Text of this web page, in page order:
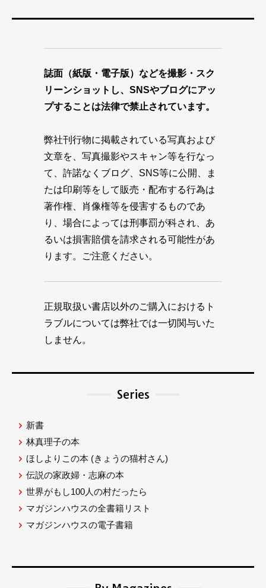
誌面（紙版・電子版）などを撮影・スク
リーンショットし、SNSやブログにアッ
プすることは法律で禁止されています。
弊社刊行物に掲載されている写真および
文章を、写真撮影やスキャン等を行なっ
て、許諾なくブログ、SNS等に公開、ま
たは印刷等をして販売・配布する行為は
著作権、肖像権等を侵害するものであ
り、場合によっては刑事罰が科され、あ
るいは損害賠償を請求される可能性があ
ります。ご注意ください。
正規取扱い書店以外のご購入におけるト
ラブルについては弊社では一切関与いた
しません。
Series
新書
林真理子の本
ほしよりこの本 (きょうの猫村さん)
伝説の家政婦・志麻の本
世界がもし100人の村だったら
マガジンハウスの全書籍リスト
マガジンハウスの電子書籍